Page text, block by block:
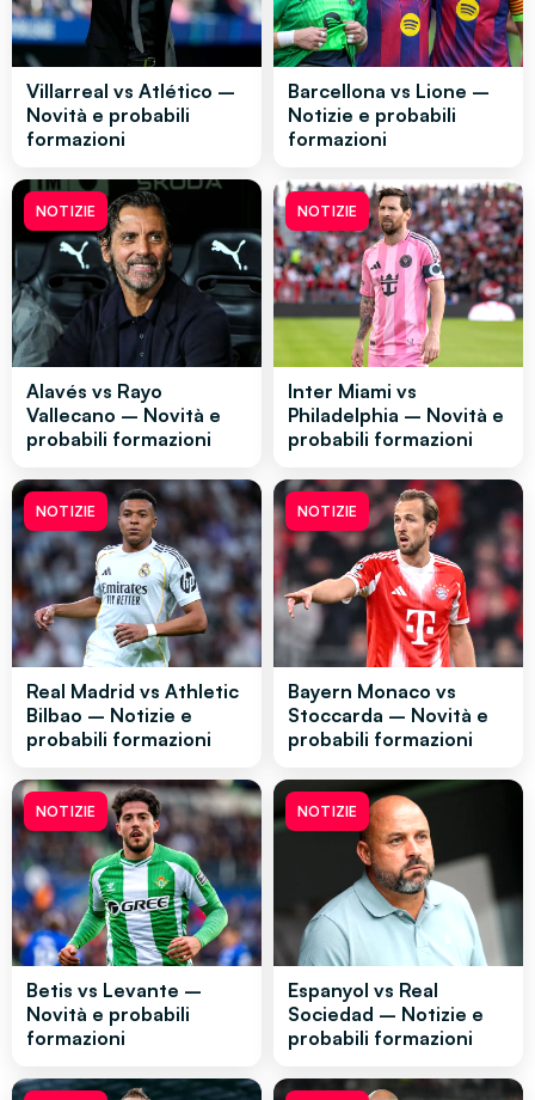
Villarreal vs Atlético –
Novità e probabili
formazioni
Barcellona vs Lione –
Notizie e probabili
formazioni
NOTIZIE
Alavés vs Rayo
Vallecano – Novità e
probabili formazioni
NOTIZIE
Inter Miami vs
Philadelphia – Novità e
probabili formazioni
NOTIZIE
Real Madrid vs Athletic
Bilbao – Notizie e
probabili formazioni
NOTIZIE
Bayern Monaco vs
Stoccarda – Novità e
probabili formazioni
NOTIZIE
Betis vs Levante –
Novità e probabili
formazioni
NOTIZIE
Espanyol vs Real
Sociedad – Notizie e
probabili formazioni